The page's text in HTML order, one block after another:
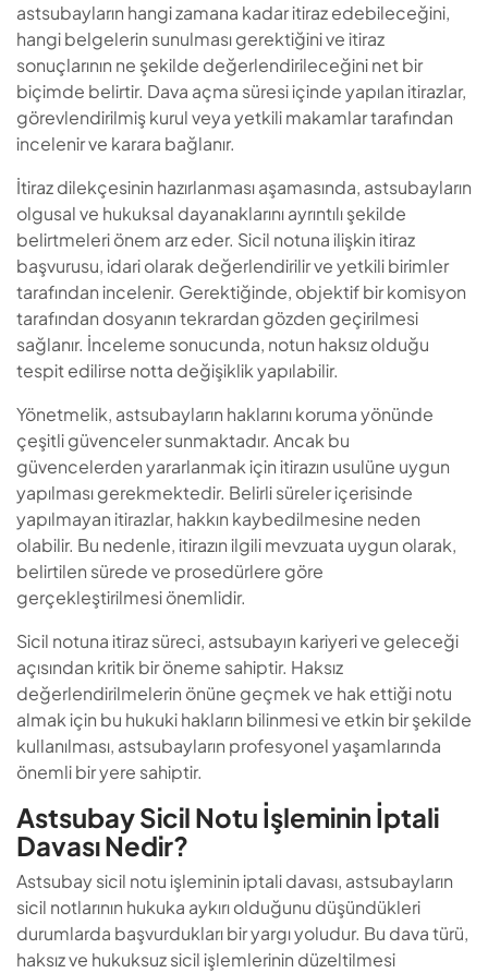
astsubayların hangi zamana kadar itiraz edebileceğini,
hangi belgelerin sunulması gerektiğini ve itiraz
sonuçlarının ne şekilde değerlendirileceğini net bir
biçimde belirtir. Dava açma süresi içinde yapılan itirazlar,
görevlendirilmiş kurul veya yetkili makamlar tarafından
incelenir ve karara bağlanır.
İtiraz dilekçesinin hazırlanması aşamasında, astsubayların
olgusal ve hukuksal dayanaklarını ayrıntılı şekilde
belirtmeleri önem arz eder. Sicil notuna ilişkin itiraz
başvurusu, idari olarak değerlendirilir ve yetkili birimler
tarafından incelenir. Gerektiğinde, objektif bir komisyon
tarafından dosyanın tekrardan gözden geçirilmesi
sağlanır. İnceleme sonucunda, notun haksız olduğu
tespit edilirse notta değişiklik yapılabilir.
Yönetmelik, astsubayların haklarını koruma yönünde
çeşitli güvenceler sunmaktadır. Ancak bu
güvencelerden yararlanmak için itirazın usulüne uygun
yapılması gerekmektedir. Belirli süreler içerisinde
yapılmayan itirazlar, hakkın kaybedilmesine neden
olabilir. Bu nedenle, itirazın ilgili mevzuata uygun olarak,
belirtilen sürede ve prosedürlere göre
gerçekleştirilmesi önemlidir.
Sicil notuna itiraz süreci, astsubayın kariyeri ve geleceği
açısından kritik bir öneme sahiptir. Haksız
değerlendirilmelerin önüne geçmek ve hak ettiği notu
almak için bu hukuki hakların bilinmesi ve etkin bir şekilde
kullanılması, astsubayların profesyonel yaşamlarında
önemli bir yere sahiptir.
Astsubay Sicil Notu İşleminin İptali
Davası Nedir?
Astsubay sicil notu işleminin iptali davası, astsubayların
sicil notlarının hukuka aykırı olduğunu düşündükleri
durumlarda başvurdukları bir yargı yoludur. Bu dava türü,
haksız ve hukuksuz sicil işlemlerinin düzeltilmesi